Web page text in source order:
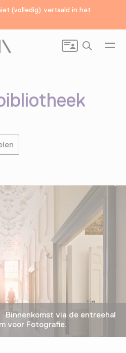
(volledig) vertaald in het
Zoeken
Binnenkomst via de entreehal
voor Fotografie.